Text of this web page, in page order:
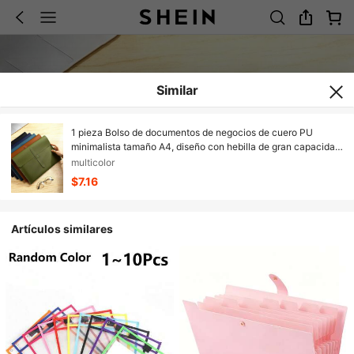
Similar
1 pieza Bolso de documentos de negocios de cuero PU
minimalista tamaño A4, diseño con hebilla de gran capacidad,
carpeta multifuncional para archivos/exámenes, bolso de
documentos de negocios, bolso de archivos portátil y
conveniente
multicolor
$7.16
Artículos similares